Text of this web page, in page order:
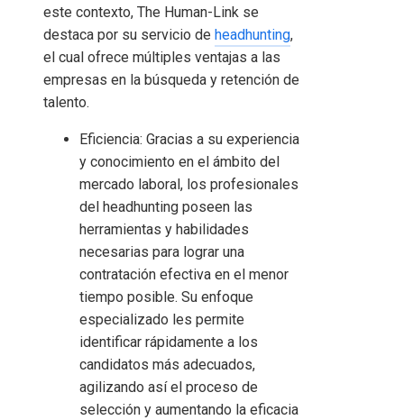
este contexto, The Human-Link se
destaca por su servicio de headhunting,
el cual ofrece múltiples ventajas a las
empresas en la búsqueda y retención de
talento.
Eficiencia: Gracias a su experiencia
y conocimiento en el ámbito del
mercado laboral, los profesionales
del headhunting poseen las
herramientas y habilidades
necesarias para lograr una
contratación efectiva en el menor
tiempo posible. Su enfoque
especializado les permite
identificar rápidamente a los
candidatos más adecuados,
agilizando así el proceso de
selección y aumentando la eficacia